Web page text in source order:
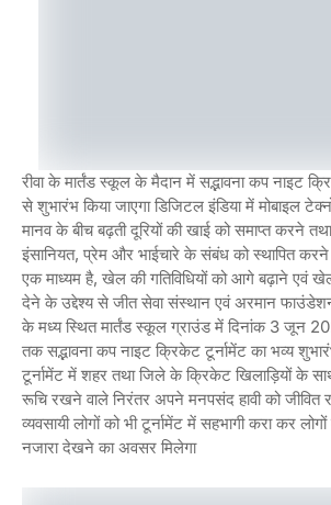
रीवा के मार्तंड स्कूल के मैदान में सद्भावना कप नाइट
से शुभारंभ किया जाएगा डिजिटल इंडिया में मोबाइल
मानव के बीच बढ़ती दूरियों की खाई को समाप्त करने
इंसानियत, प्रेम और भाईचारे के संबंध को स्थापित
एक माध्यम है, खेल की गतिविधियों को आगे बढ़ाने एवं
देने के उद्देश्य से जीत सेवा संस्थान एवं अरमान
के मध्य स्थित मार्तंड स्कूल ग्राउंड में दिनांक 3 जून
तक सद्भावना कप नाइट क्रिकेट टूर्नामेंट का भव्य
टूर्नामेंट में शहर तथा जिले के क्रिकेट खिलाड़ियों के
रूचि रखने वाले निरंतर अपने मनपसंद हावी को
व्यवसायी लोगों को भी टूर्नामेंट में सहभागी करा कर
नजारा देखने का अवसर मिलेगा